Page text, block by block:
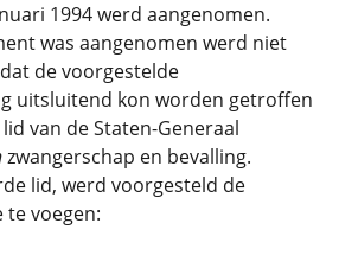
1994 werd aangenomen.
was aangenomen werd niet
de voorgestelde
uitsluitend kon worden getroffen
lid van de Staten-Generaal
zwangerschap en bevalling.
lid, werd voorgesteld de
te voegen: